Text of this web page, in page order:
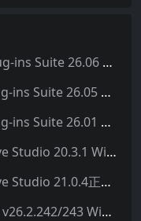
PR插件合集一键安装包 PR Plug-ins Suite 26.06 一键安装PR所有常用插件！
AE插件合集一键安装包 Ae Plug-ins Suite 26.05 一键安装AE所有常用插件！
PS插件合集一键安装包 PS Plug-ins Suite 26.01 一键安装PS所有常用插件！
🎬达芬奇软件-DaVinci Resolve Studio 20.3.1 Win/Mac中文破解版下载
🎬达芬奇软件-DaVinci Resolve Studio 21.0.4正式版 Win/Mac中文破解版下载
草图大师 SketchUp Pro 2026 v26.2.242/243 Win/Mac破解版 中文版/英文版